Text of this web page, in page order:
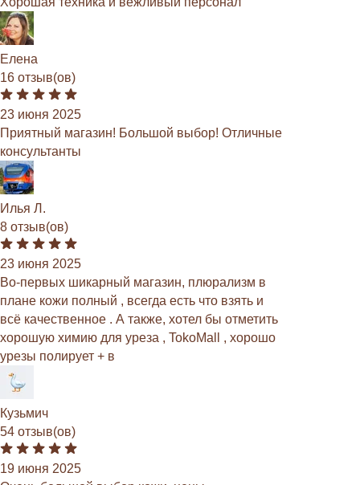
Елена
16 отзыв(ов)
23 июня 2025
Приятный магазин! Большой выбор! Отличные
консультанты
Илья Л.
8 отзыв(ов)
23 июня 2025
Во-первых шикарный магазин, плюрализм в
плане кожи полный , всегда есть что взять и
всё качественное . А также, хотел бы отметить
хорошую химию для уреза , TokoMall , хорошо
урезы полирует + в
Кузьмич
54 отзыв(ов)
19 июня 2025